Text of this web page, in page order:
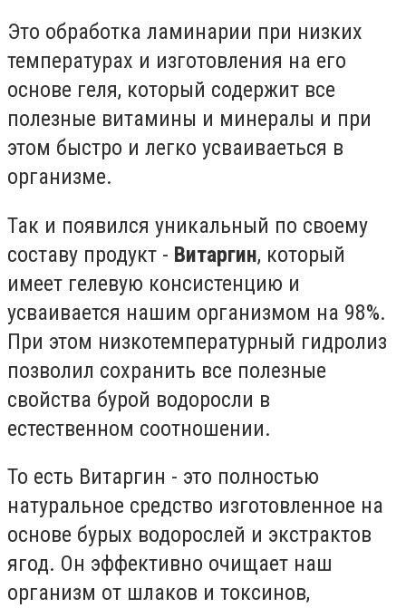
Это обработка ламинарии при низких
температурах и изготовления на его
основе геля, который содержит все
полезные витамины и минералы и при
этом быстро и легко усваиваеться в
организме.
Так и появился уникальный по своему
составу продукт - Витаргин, который
имеет гелевую консистенцию и
усваивается нашим организмом на 98%.
При этом низкотемпературный гидролиз
позволил сохранить все полезные
свойства бурой водоросли в
естественном соотношении.
То есть Витаргин - это полностью
натуральное средство изготовленное на
основе бурых водорослей и экстрактов
ягод. Он эффективно очищает наш
организм от шлаков и токсинов,